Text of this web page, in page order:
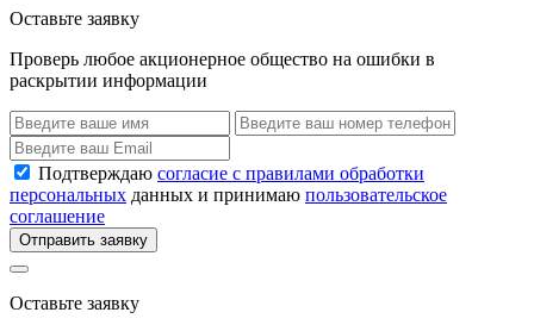
Оставьте заявку
Проверь любое акционерное общество на ошибки в
раскрытии информации
Подтверждаю согласие с правилами обработки
персональных данных и принимаю пользовательское
соглашение
Отправить заявку
Оставьте заявку